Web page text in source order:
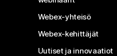
Webex-yhteisö
Webex-kehittäjät
Uutiset ja innovaatiot